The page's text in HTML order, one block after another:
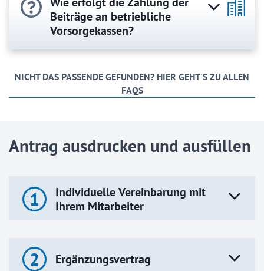
Beiträge an betriebliche
Vorsorgekassen?
NICHT DAS PASSENDE GEFUNDEN? HIER GEHT'S ZU ALLEN
FAQS
Antrag ausdrucken und ausfüllen
1
Individuelle Vereinbarung mit
Ihrem Mitarbeiter
2 Ergänzungsvertrag